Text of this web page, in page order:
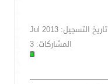
تاريخ التسجيل: Jul 2013
المشاركات: 3